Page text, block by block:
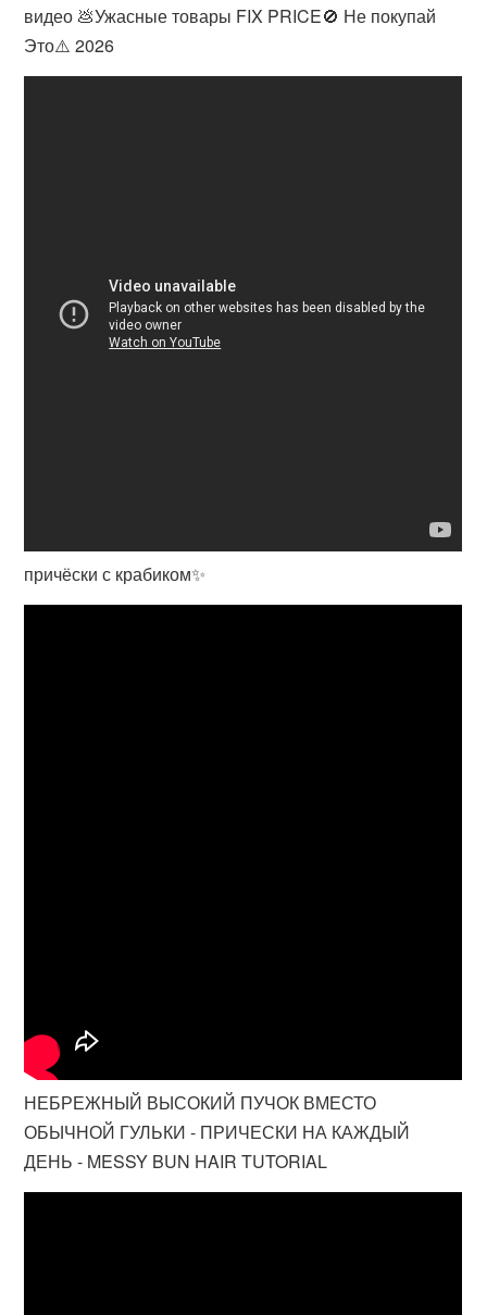
видео 💩Ужасные товары FIX PRICE🚫 Не покупай
Это⚠️ 2026
причёски с крабиком✨
НЕБРЕЖНЫЙ ВЫСОКИЙ ПУЧОК ВМЕСТО
ОБЫЧНОЙ ГУЛЬКИ - ПРИЧЕСКИ НА КАЖДЫЙ
ДЕНЬ - MESSY BUN HAIR TUTORIAL